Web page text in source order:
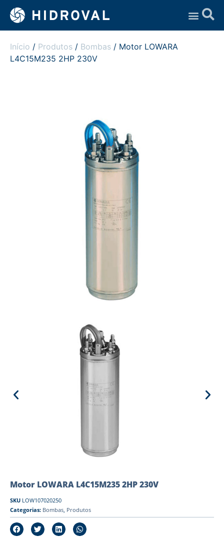
Início / Produtos / Bombas / Motor LOWARA
L4C15M235 2HP 230V
Motor LOWARA L4C15M235 2HP 230V
SKU LOW107020250
Categorias: Bombas, Produtos